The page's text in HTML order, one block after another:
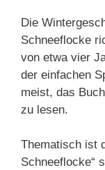
Die
Schneeflocke
von etwa vier
der einfachen
meist, das
zu lesen.
Thematisch ist
Schneeflocke“